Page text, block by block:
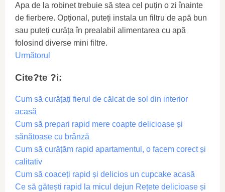
Apa de la robinet trebuie să stea cel puțin o zi înainte
de fierbere. Opțional, puteți instala un filtru de apă bun
sau puteți curăța în prealabil alimentarea cu apă
folosind diverse mini filtre.
Următorul
Cite?te ?i:
Cum să curățați fierul de călcat de sol din interior
acasă
Cum să prepari rapid mere coapte delicioase și
sănătoase cu brânză
Cum să curățăm rapid apartamentul, o facem corect și
calitativ
Cum să coaceți rapid și delicios un cupcake acasă
Ce să gătești rapid la micul dejun Rețete delicioase și